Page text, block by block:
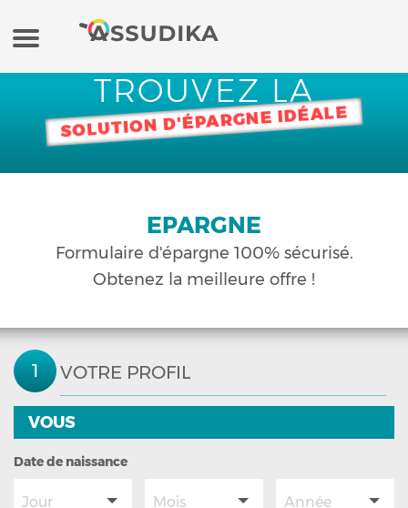
Assurance auto
Assurance moto
Mutuelle
Banque en ligne / Epargne
Assurance emprunteur
Assurance particulier
TROUVEZ LA
SOLUTION D'ÉPARGNE IDÉALE
EPARGNE
Formulaire d'épargne 100% sécurisé.
Obtenez la meilleure offre !
VOTRE PROFIL
VOUS
Date de naissance